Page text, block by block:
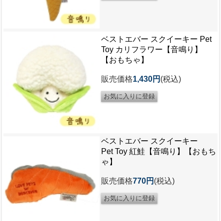
ベストエバー スクイーキー Pet
Toy カリフラワー【音鳴り】
【おもちゃ】
販売価格1,430円 (税込)
ベストエバー スクイーキー
Pet Toy 紅鮭【音鳴り】【おもち
ゃ】
販売価格770円 (税込)